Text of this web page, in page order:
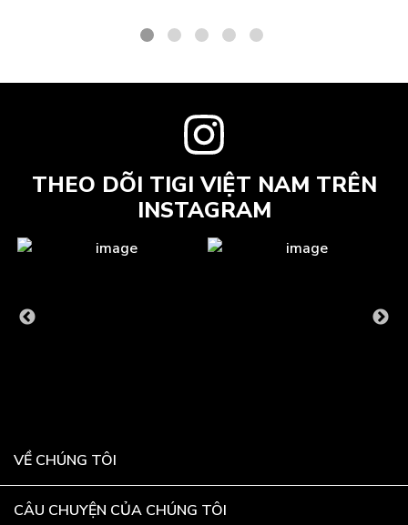
THEO DÕI TIGI VIỆT NAM TRÊN
INSTAGRAM
VỀ CHÚNG TÔI
CÂU CHUYỆN CỦA CHÚNG TÔI